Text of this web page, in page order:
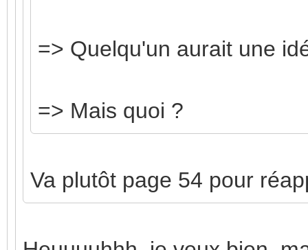
=> Quelqu'un aurait une
=> Mais quoi ?
Va plutôt page 54 pour